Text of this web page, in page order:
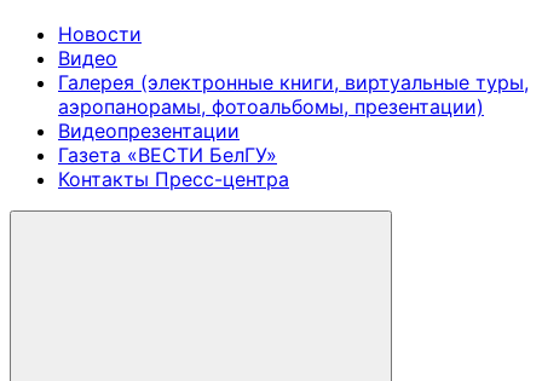
Новости
Видео
Галерея (электронные книги, виртуальные туры,
аэропанорамы, фотоальбомы, презентации)
Видеопрезентации
Газета «ВЕСТИ БелГУ»
Контакты Пресс-центра